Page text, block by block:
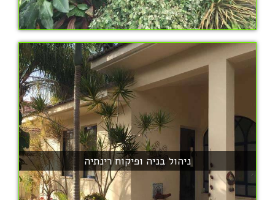
ניהול בניה ופיקוח רינתיה